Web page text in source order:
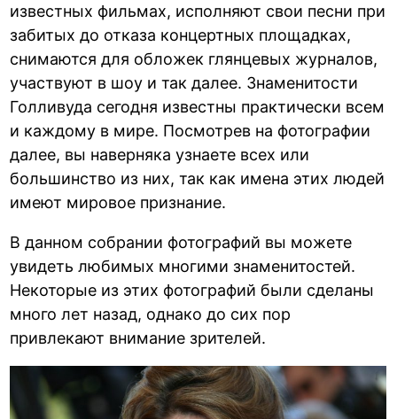
известных фильмах, исполняют свои песни при
забитых до отказа концертных площадках,
снимаются для обложек глянцевых журналов,
участвуют в шоу и так далее. Знаменитости
Голливуда сегодня известны практически всем
и каждому в мире. Посмотрев на фотографии
далее, вы наверняка узнаете всех или
большинство из них, так как имена этих людей
имеют мировое признание.
В данном собрании фотографий вы можете
увидеть любимых многими знаменитостей.
Некоторые из этих фотографий были сделаны
много лет назад, однако до сих пор
привлекают внимание зрителей.